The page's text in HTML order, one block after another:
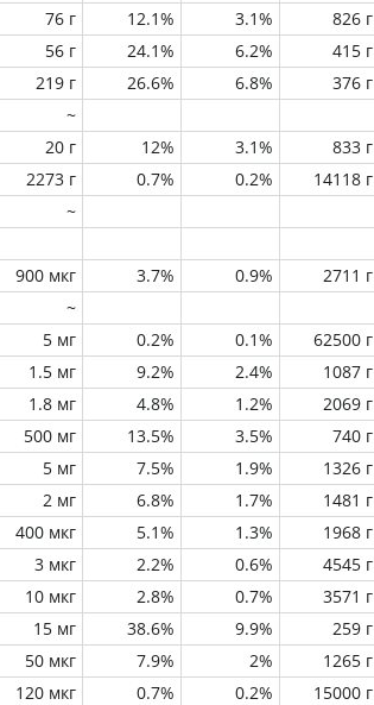
76 г 12.1% 3.1%
826 г
56 г 24.1% 6.2%
415 г
219 г 26.6% 6.8%
376 г
~
20 г 12% 3.1%
833 г
2273 г 0.7% 0.2%
14118 г
~
900 мкг 3.7% 0.9%
2711 г
~
5 мг 0.2% 0.1%
62500 г
1.5 мг 9.2% 2.4%
1087 г
1.8 мг 4.8% 1.2%
2069 г
500 мг 13.5% 3.5%
740 г
5 мг 7.5% 1.9%
1326 г
2 мг 6.8% 1.7%
1481 г
400 мкг 5.1% 1.3%
1968 г
3 мкг 2.2% 0.6%
4545 г
10 мкг 2.8% 0.7%
3571 г
15 мг 38.6% 9.9%
259 г
50 мкг 7.9% 2%
1265 г
120 мкг 0.7% 0.2%
15000 г